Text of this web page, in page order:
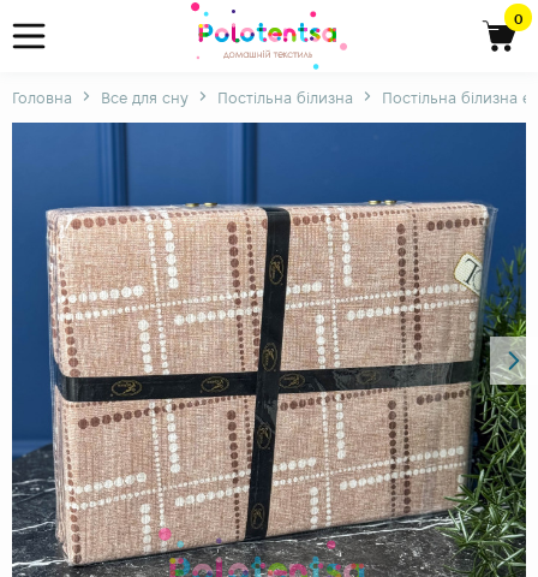
0
Головна Все для сну Постільна білизна Постільна білизна